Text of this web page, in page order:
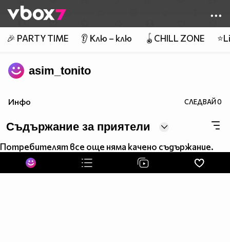
👾
🎉 PARTY TIME 👂 Клю – клю 🪀CHILL ZONE
asim_tonito
Инфо СЛЕДВАЙ0
Съдържание за приятели
Потребителят все още няма качено съдържание.